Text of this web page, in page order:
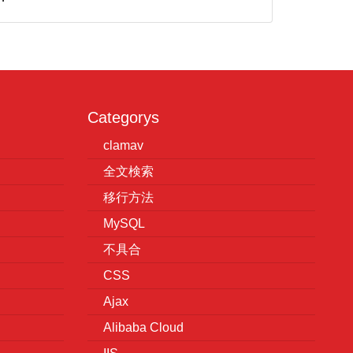
Categorys
clamav
全文検索
移行方法
MySQL
不具合
CSS
Ajax
Alibaba Cloud